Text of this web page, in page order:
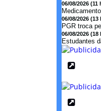
06/08/2026 (11
06/08/2026
PGR troca
06/08/2026
Estudantes